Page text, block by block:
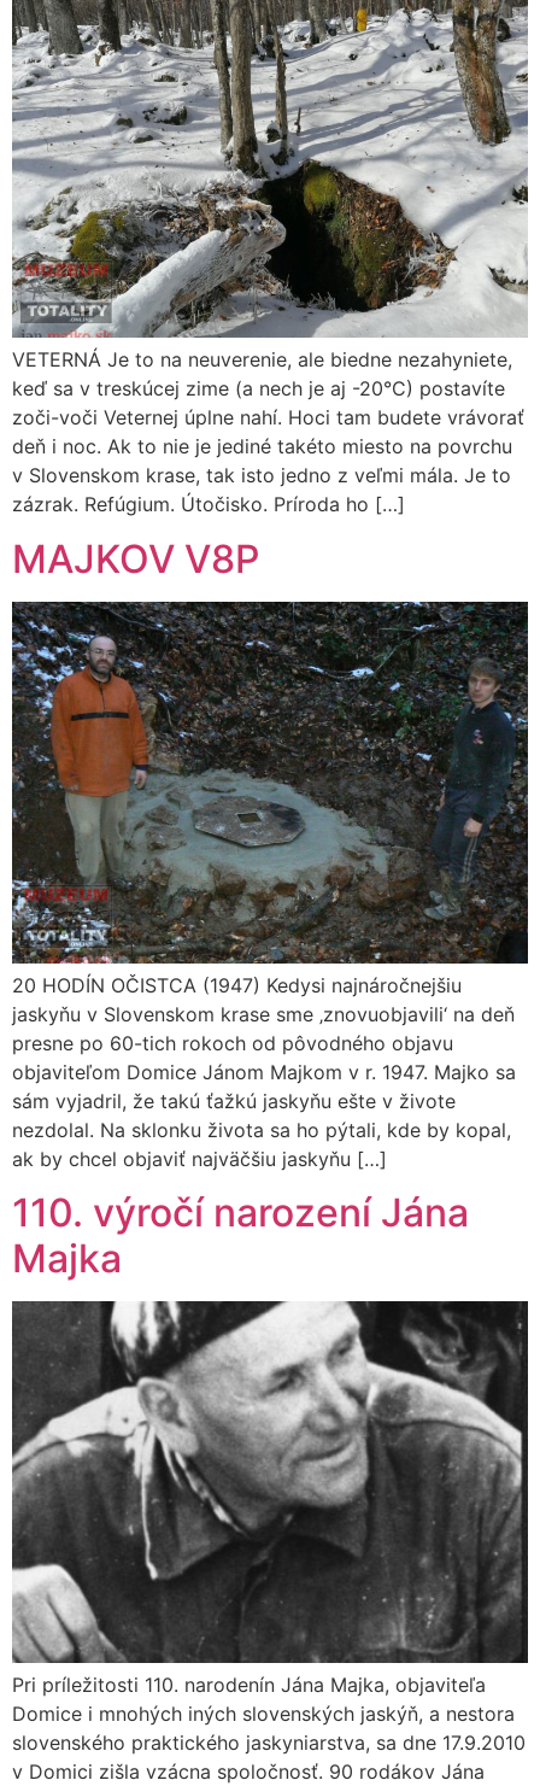
VETERNÁ Je to na neuverenie, ale biedne nezahyniete,
keď sa v treskúcej zime (a nech je aj -20°C) postavíte
zoči-voči Veternej úplne nahí. Hoci tam budete vrávorať
deň i noc. Ak to nie je jediné takéto miesto na povrchu
v Slovenskom krase, tak isto jedno z veľmi mála. Je to
zázrak. Refúgium. Útočisko. Príroda ho […]
MAJKOV V8P
20 HODÍN OČISTCA (1947) Kedysi najnáročnejšiu
jaskyňu v Slovenskom krase sme ‚znovuobjavili‘ na deň
presne po 60-tich rokoch od pôvodného objavu
objaviteľom Domice Jánom Majkom v r. 1947. Majko sa
sám vyjadril, že takú ťažkú jaskyňu ešte v živote
nezdolal. Na sklonku života sa ho pýtali, kde by kopal,
ak by chcel objaviť najväčšiu jaskyňu […]
110. výročí narození Jána
Majka
Pri príležitosti 110. narodenín Jána Majka, objaviteľa
Domice i mnohých iných slovenských jaskýň, a nestora
slovenského praktického jaskyniarstva, sa dne 17.9.2010
v Domici zišla vzácna spoločnosť. 90 rodákov Jána